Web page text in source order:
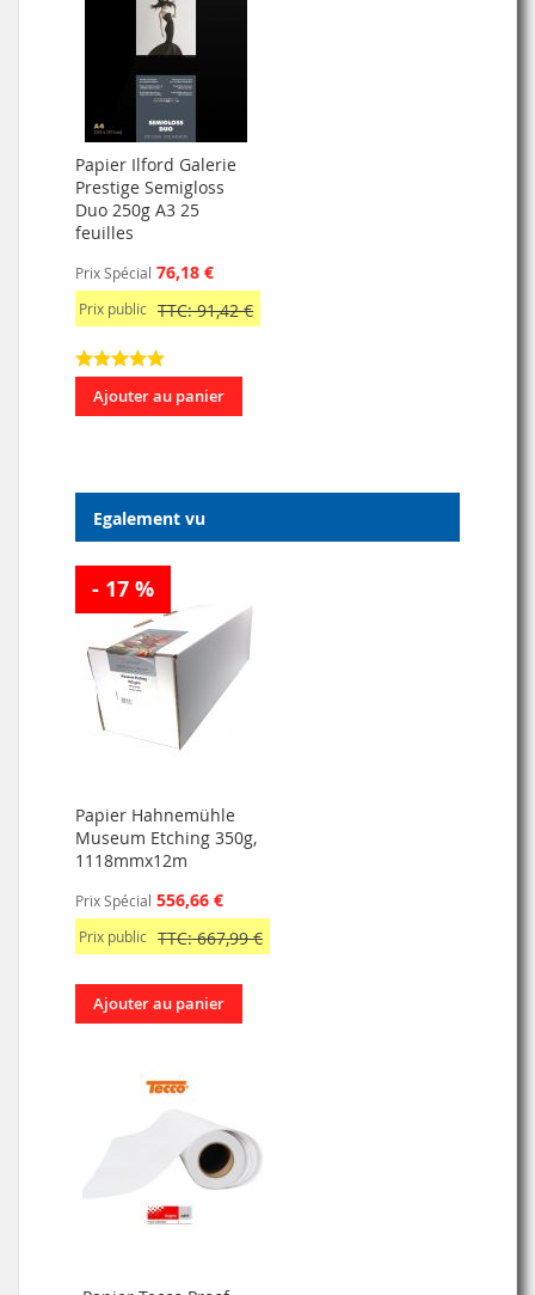
Papier Ilford Galerie
Prestige Semigloss
Duo 250g A3 25
feuilles
Prix Spécial 76,18 €
Prix public TTC: 91,42 €
Ajouter au panier
Egalement vu
- 17 %
Papier Hahnemühle
Museum Etching 350g,
1118mmx12m
Prix Spécial 556,66 €
Prix public TTC: 667,99 €
Ajouter au panier